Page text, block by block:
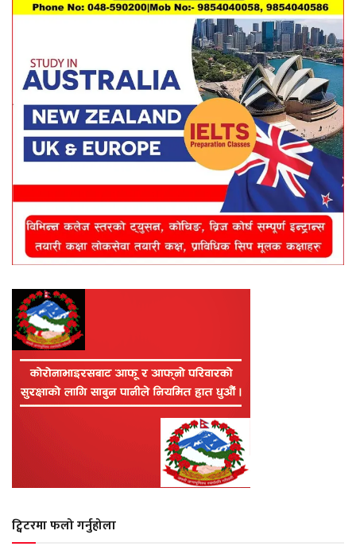
ट्विटरमा फलो गर्नुहोला